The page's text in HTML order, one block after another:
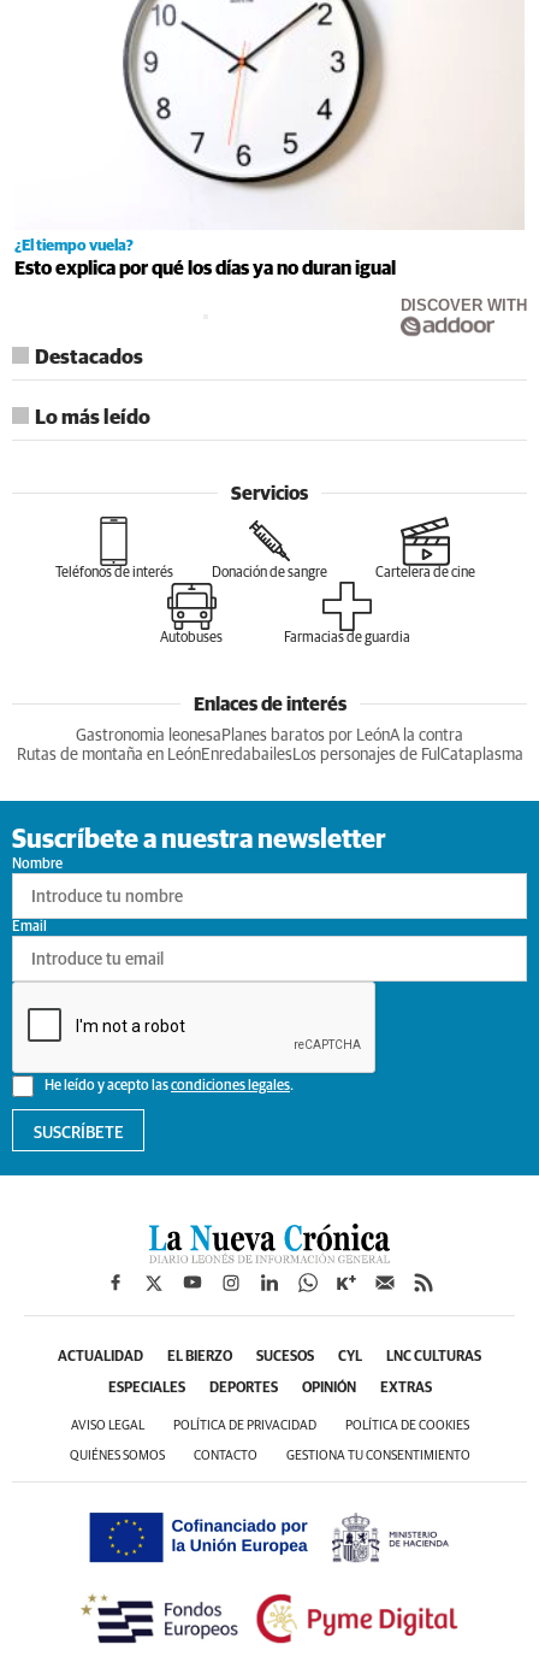
¿El tiempo vuela?
Esto explica por qué los días ya no duran igual
DISCOVER WITH
Destacados
Lo más leído
Servicios
Teléfonos de interés Donación de sangre Cartelera de cine
Autobuses Farmacias de guardia
Enlaces de interés
Gastronomia leonesa Planes baratos por LeónA la contra
Rutas de montaña en LeónEnredabailesLos personajes de Ful Cataplasma
Suscríbete a nuestra newsletter
Nombre
He leído y acepto lascondiciones legales.
Email
SUSCRÍBETE
ACTUALIDAD EL BIERZO SUCESOS CYL LNC CULTURAS
ESPECIALES DEPORTES OPINIÓN EXTRAS
AVISO LEGAL POLÍTICA DE PRIVACIDAD POLÍTICA DE COOKIES
QUIÉNES SOMOS CONTACTO GESTIONA TU CONSENTIMIENTO